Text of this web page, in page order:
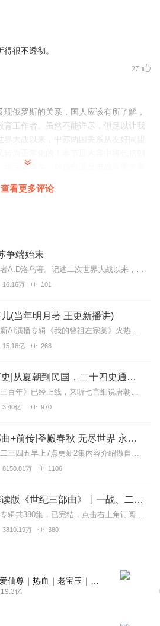
很不透彻。
27
俄罗斯的关系，国人应该有所了解，
育工作者。虽然不能详尽，但足以让我
界大战以来，中苏两国关系从友好同盟
珍宝岛事件，对越自卫反击战等重大事
4
合当时的历史的说话方式。和社会氛
特别是近期的历史，才能发现历史的走
？
稿
关于苏联方面的书，忘了是哪一本堪称
识
查看更多评论
争端始末
本书是美国作者A.D洛乌著。记述二次世界大战以来，中苏两国关系以友好同盟转为论战、对抗又逐步走向正常化。叙述多位领导人和不同历史时期的事件、背景......是本...
16.16万 101
(当年明月著 王更新播讲)
王更新老师最新AI演播专辑《我的曾祖左宗棠》火热更新中！从曾孙视角看帝国脊梁左宗棠的B面人生！【大咖推荐】明月的写作不仅笔锋活泼幽默，而且加进了自己的感悟，这就...
15.16亿 268
精读中国历史|从夏朝到民国，二十四史通史解析，中华上下五千年
新专辑《大唐三百年》已经上线，来听七言细说唐朝三百年历史吧。点击即可跳转收听。【精读中国历史】立足正史，现代阐释。溯本清源，守正创新。比小说还精彩的正说中国历...
3.40亿 970
中世纪三部曲+前传|圣殿春秋 无尽世界 永恒火焰 暗夜与黎明|惠天言亮解读版
更新频率周一二三四五早上7点更新2集内容介绍做自己喜欢的事，直到世界为你改变。言亮、惠天，为你解读世界级畅销IP--肯·福莱特《中世纪三部曲》+前传《暗夜与...
8150.81万 1106
惠天言亮解读版《世纪三部曲》丨一战、二战、冷战
【更新频率】专辑共380集，已完结，点击右上角订阅按钮，VIP免费听！【社群福利】2024熊猫君听书社群全新升级，欢迎熊猫君的粉丝听友们入群交流，更多新鲜玩法和...
3810.19万 380
亿